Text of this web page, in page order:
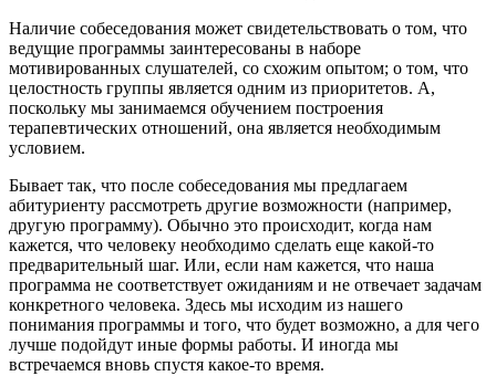
Наличие собеседования может свидетельствовать о том, что
ведущие программы заинтересованы в наборе
мотивированных слушателей, со схожим опытом; о том, что
целостность группы является одним из приоритетов. А,
поскольку мы занимаемся обучением построения
терапевтических отношений, она является необходимым
условием.
Бывает так, что после собеседования мы предлагаем
абитуриенту рассмотреть другие возможности (например,
другую программу). Обычно это происходит, когда нам
кажется, что человеку необходимо сделать еще какой-то
предварительный шаг. Или, если нам кажется, что наша
программа не соответствует ожиданиям и не отвечает задачам
конкретного человека. Здесь мы исходим из нашего
понимания программы и того, что будет возможно, а для чего
лучше подойдут иные формы работы. И иногда мы
встречаемся вновь спустя какое-то время.